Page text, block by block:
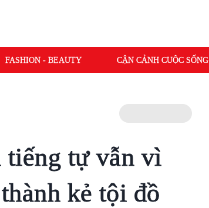
FASHION - BEAUTY CẬN CẢNH CUỘC SỐNG
tự vẫn vì
kẻ tội đồ